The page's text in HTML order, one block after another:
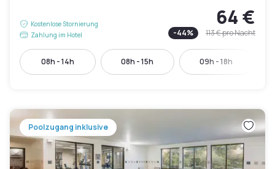
Kostenlose Stornierung
Zahlung im Hotel
64 €
-44% 113 €pro Nacht
08h - 14h 08h - 15h 09h - 18h
Poolzugang inklusive